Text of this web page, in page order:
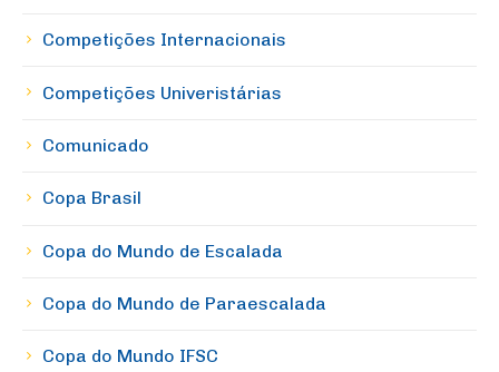
Competições Internacionais
Competições Univeristárias
Comunicado
Copa Brasil
Copa do Mundo de Escalada
Copa do Mundo de Paraescalada
Copa do Mundo IFSC